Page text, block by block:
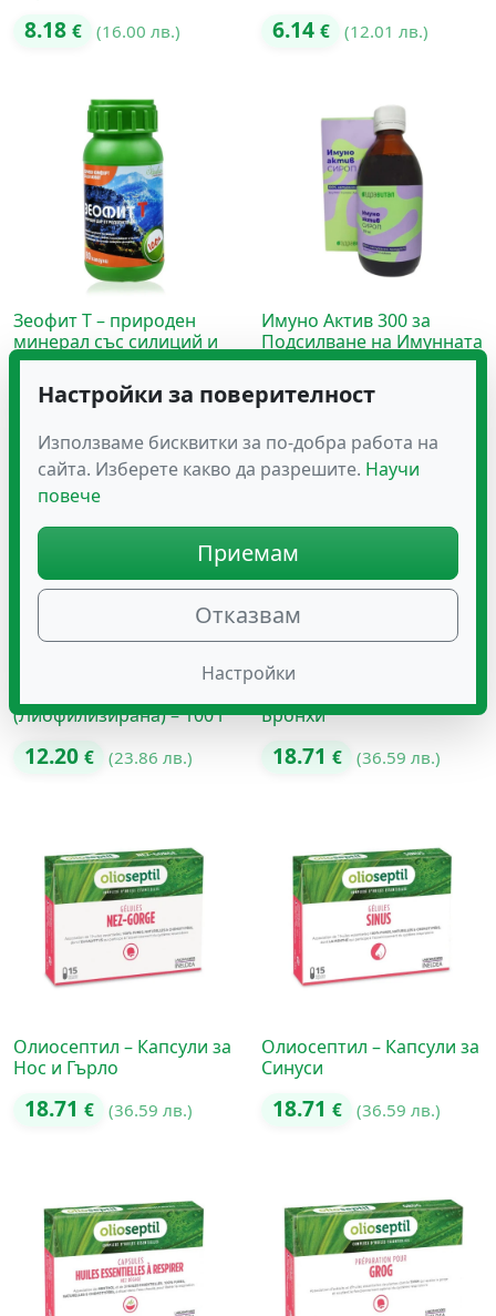
8.18 € (16.00 лв.) 6.14 € (12.01 лв.)
Зеофит Т – природен
минерал със силиций и
екстракт от тимус
45.45€ (88.89 лв.)
Имуно Актив 300 за
Подсилване на Имунната
Система
24.11€ (47.16 лв.)
(Лиофилизирана) – 100 г
12.20 € (23.86 лв.)
Бронхи
18.71 € (36.59 лв.)
Олиосептил – Капсули за
Нос и Гърло
18.71 € (36.59 лв.)
Олиосептил – Капсули за
Синуси
18.71 € (36.59 лв.)
Настройки за поверителност
Използваме бисквитки за по-добра работа на
сайта. Изберете какво да разрешите. Научи
повече
Приемам
Отказвам
Настройки